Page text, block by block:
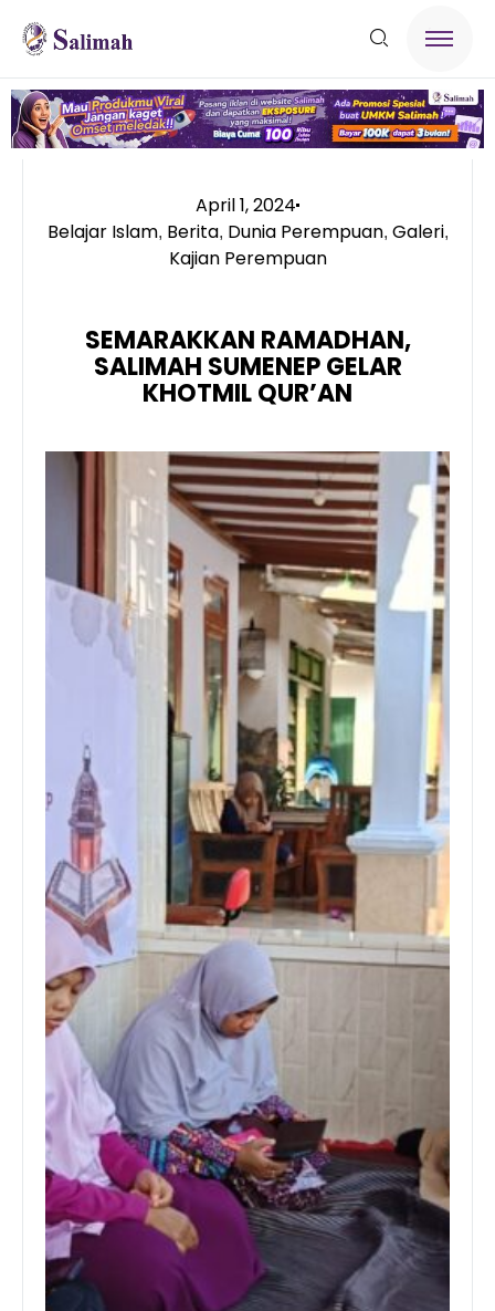
April 1, 2024
Belajar Islam, Berita, Dunia Perempuan, Galeri,
Kajian Perempuan
SEMARAKKAN RAMADHAN,
SALIMAH SUMENEP GELAR
KHOTMIL QUR’AN